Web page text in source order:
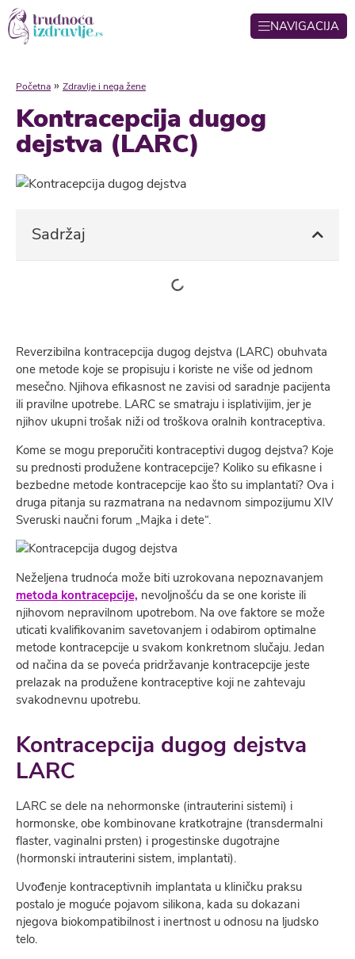
NAVIGACIJA
Početna » Zdravlje i nega žene
Kontracepcija dugog
dejstva (LARC)
Sadržaj
Reverzibilna kontracepcija dugog dejstva (LARC) obuhvata
one metode koje se propisuju i koriste ne više od jednom
mesečno. Njihova efikasnost ne zavisi od saradnje pacijenta
ili pravilne upotrebe. LARC se smatraju i isplativijim, jer je
njihov ukupni trošak niži od troškova oralnih kontraceptiva.
Kome se mogu preporučiti kontraceptivi dugog dejstva? Koje
su prednosti produžene kontracepcije? Koliko su efikasne i
bezbedne metode kontracepcije kao što su implantati? Ova i
druga pitanja su razmatrana na nedavnom simpozijumu XIV
Sveruski naučni forum „Majka i dete“.
Neželjena trudnoća može biti uzrokovana nepoznavanjem
metoda kontracepcije, nevoljnošću da se one koriste ili
njihovom nepravilnom upotrebom. Na ove faktore se može
uticati kvalifikovanim savetovanjem i odabirom optimalne
metode kontracepcije u svakom konkretnom slučaju. Jedan
od načina da se poveća pridržavanje kontracepcije jeste
prelazak na produžene kontraceptive koji ne zahtevaju
svakodnevnu upotrebu.
Kontracepcija dugog dejstva
LARC
LARC se dele na nehormonske (intrauterini sistemi) i
hormonske, obe kombinovane kratkotrajne (transdermalni
flaster, vaginalni prsten) i progestinske dugotrajne
(hormonski intrauterini sistem, implantati).
Uvođenje kontraceptivnih implantata u kliničku praksu
postalo je moguće pojavom silikona, kada su dokazani
njegova biokompatibilnost i inertnost u odnosu na ljudsko
telo.